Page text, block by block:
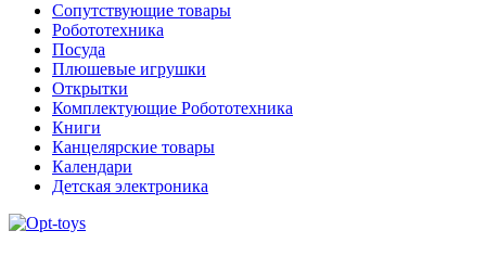
Сопутствующие товары
Робототехника
Посуда
Плюшевые игрушки
Открытки
Комплектующие Робототехника
Книги
Канцелярские товары
Календари
Детская электроника